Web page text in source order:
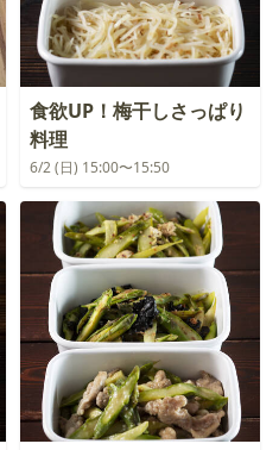
食欲UP！梅干しさっぱり
料理
6/2 (日) 15:00〜15:50